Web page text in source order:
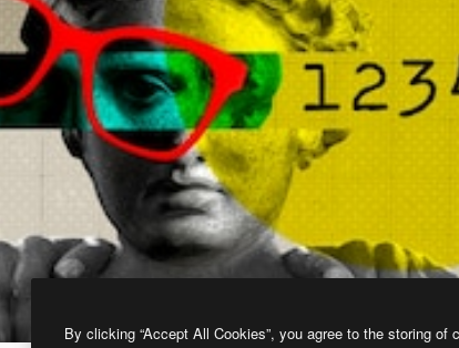
By clicking “Accept All Cookies”, you agree to the storing